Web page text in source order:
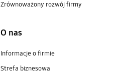
Zrównoważony rozwój firmy
O nas
Informacje o firmie
Strefa biznesowa